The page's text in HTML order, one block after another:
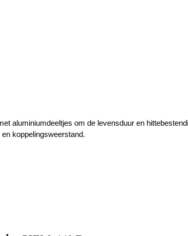
aluminiumdeeltjes om de levensduur en
koppelingsweerstand.